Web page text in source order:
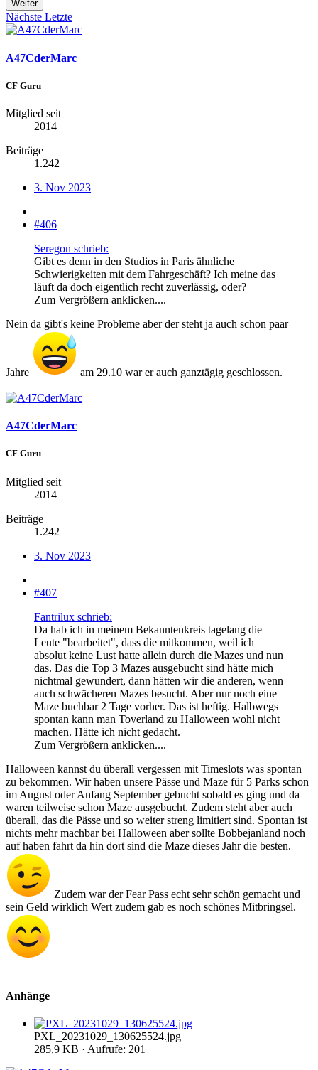
Weiter
Nächste Letzte
A47CderMarc
CF Guru
Mitglied seit
2014
Beiträge
1.242
3. Nov 2023
#406
Seregon schrieb:
Gibt es denn in den Studios in Paris ähnliche
Schwierigkeiten mit dem Fahrgeschäft? Ich meine das
läuft da doch eigentlich recht zuverlässig, oder?
Zum Vergrößern anklicken....
Nein da gibt's keine Probleme aber der steht ja auch schon paar
Jahre am 29.10 war er auch ganztägig geschlossen.
A47CderMarc
CF Guru
Mitglied seit
2014
Beiträge
1.242
3. Nov 2023
#407
Fantrilux schrieb:
Da hab ich in meinem Bekanntenkreis tagelang die
Leute "bearbeitet", dass die mitkommen, weil ich
absolut keine Lust hatte allein durch die Mazes und nun
das. Das die Top 3 Mazes ausgebucht sind hätte mich
nichtmal gewundert, dann hätten wir die anderen, wenn
auch schwächeren Mazes besucht. Aber nur noch eine
Maze buchbar 2 Tage vorher. Das ist heftig. Halbwegs
spontan kann man Toverland zu Halloween wohl nicht
machen. Hätte ich nicht gedacht.
Zum Vergrößern anklicken....
Halloween kannst du überall vergessen mit Timeslots was spontan
zu bekommen. Wir haben unsere Pässe und Maze für 5 Parks schon
im August oder Anfang September gebucht sobald es ging und da
waren teilweise schon Maze ausgebucht. Zudem steht aber auch
überall, das die Pässe und so weiter streng limitiert sind. Spontan ist
nichts mehr machbar bei Halloween aber sollte Bobbejanland noch
auf haben fahrt da hin dort sind die Maze dieses Jahr die besten.
Zudem war der Fear Pass echt sehr schön gemacht und
sein Geld wirklich Wert zudem gab es noch schönes Mitbringsel.
Anhänge
PXL_20231029_130625524.jpg
285,9 KB · Aufrufe: 201